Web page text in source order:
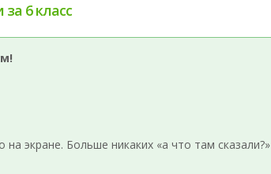
6 класс
экране. Больше никаких «а что там сказали?»